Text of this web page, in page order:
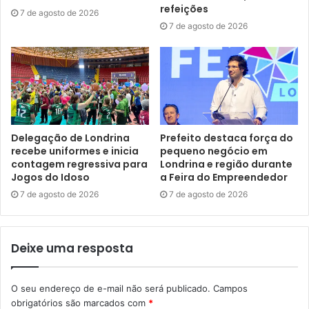
Na ocasião, participaram o prefeito de Modena, Massimo
Mezzetti, lideranças locais, bem como secretários
municipais e lideranças empresariais de Londrina.
7 de agosto de 2026
refeições
7 de agosto de 2026
Delegação de Londrina
recebe uniformes e inicia
contagem regressiva para
Jogos do Idoso
7 de agosto de 2026
Prefeito destaca força do
pequeno negócio em
Londrina e região durante
a Feira do Empreendedor
7 de agosto de 2026
Deixe uma resposta
O seu endereço de e-mail não será publicado. Campos
obrigatórios são marcados com *